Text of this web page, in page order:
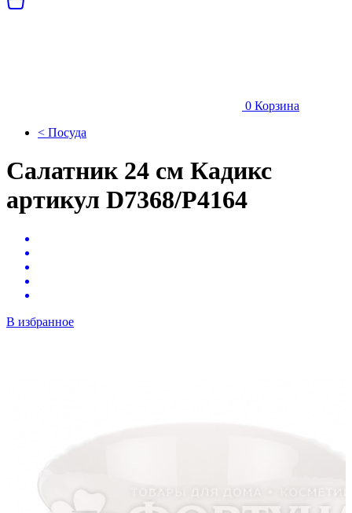
0 Корзина
< Посуда
Салатник 24 см Кадикс
артикул D7368/P4164
В избранное